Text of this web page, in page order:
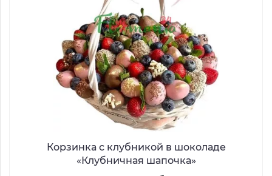
Корзинка с клубникой в шоколаде
«Клубничная шапочка»